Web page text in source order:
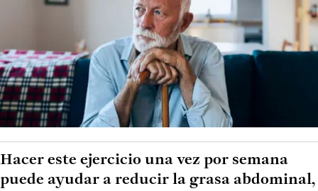
Hacer este ejercicio una vez por semana
puede ayudar a reducir la grasa abdominal,